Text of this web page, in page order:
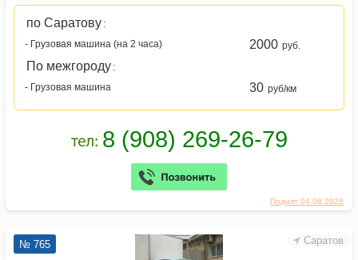
Поднят 04.08.2026
по Саратову :
- Грузовая машина (на 2 часа)
2000 руб.
По межгороду :
- Грузовая машина
30 руб/км
Саратов
№ 765